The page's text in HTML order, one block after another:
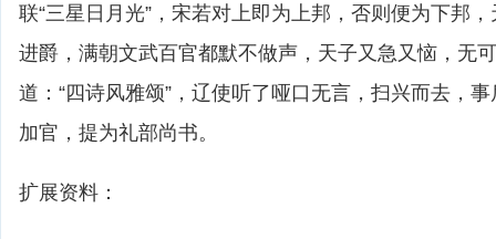
联“三星日月光”，宋若对上即为上邦，否则便为下邦
进爵，满朝文武百官都默不做声，天子又急又恼，无
道：“四诗风雅颂”，辽使听了哑口无言，扫兴而去，
加官，提为礼部尚书。
扩展资料：